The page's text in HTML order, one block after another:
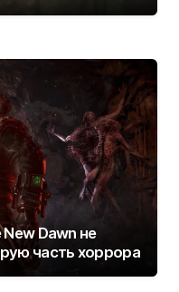
Dawn не
часть хоррора